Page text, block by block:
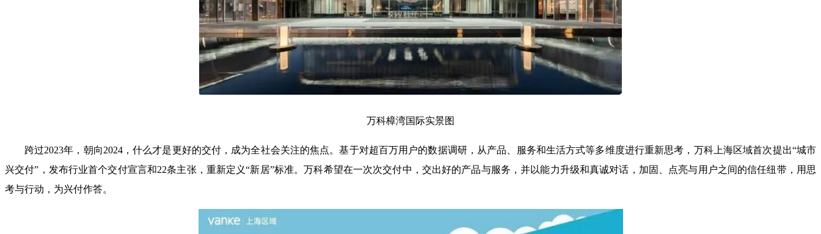
万科樟湾国际实景图
跨过2023年，朝向2024，什么才是更好的交付，成为全社会关注的焦点。基于对超百万用户的数据调研，从产品、服务和生活方式等多维度进行重新思考，万科上海区域首次提出“城市
兴交付”，发布行业首个交付宣言和22条主张，重新定义“新居”标准。万科希望在一次次交付中，交出好的产品与服务，并以能力升级和真诚对话，加固、点亮与用户之间的信任纽带，用思
考与行动，为兴付作答。